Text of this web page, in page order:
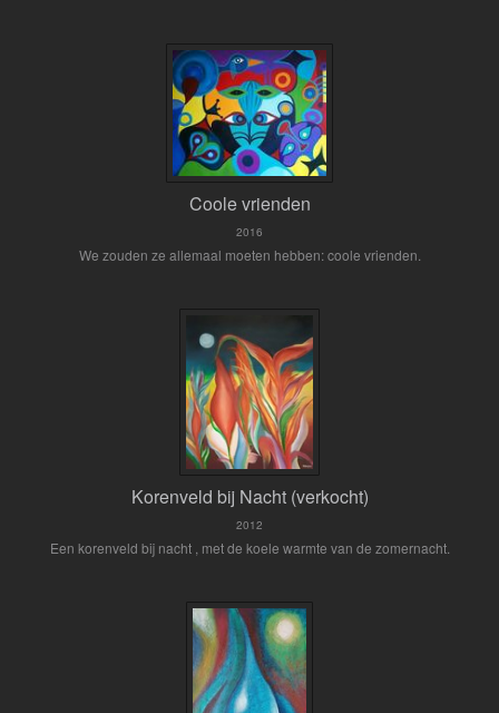
Coole vrienden
2016
We zouden ze allemaal moeten hebben: coole vrienden.
Korenveld bij Nacht (verkocht)
2012
Een korenveld bij nacht , met de koele warmte van de zomernacht.